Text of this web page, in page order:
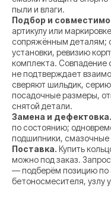
пыли и влаги.
Подбор и
артикулу или
сопряжённым деталям;
установки, ревизию
комплекта. Совпадение
не подтверждает
сверяют шильдик,
посадочные размеры,
снятой детали.
Замена и дефектовка.
по состоянию;
подшипники, смазочные
Поставка. Купить
можно под заказ.
— подберём позицию по
бетоносмесителя, узлу